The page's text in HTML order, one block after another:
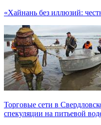
«Хайнань без иллюзий:
Торговые сети в
спекуляции на питьевой